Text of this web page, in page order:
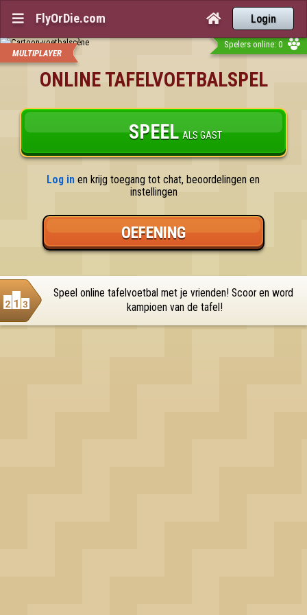
 FlyOrDie.com  Login
MULTIPLAYER
Spelers online: 0
ONLINE TAFELVOETBALSPEL
SPEEL ALS GAST
Log in en krijg toegang tot chat, beoordelingen en
instellingen
OEFENING
Speel online tafelvoetbal met je vrienden! Scoor en word
kampioen van de tafel!